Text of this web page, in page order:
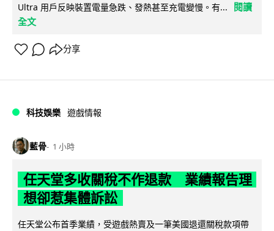
Ultra 用戶反映裝置電量急跌、發熱甚至充電變慢。有...
閱讀
全文
分享
科技娛樂 遊戲情報
藍骨 1 小時
任天堂多收關稅不作退款 業績報告理
想卻惹集體訴訟
任天堂公布首季業績，受遊戲熱賣及一筆美國退還關稅款項帶